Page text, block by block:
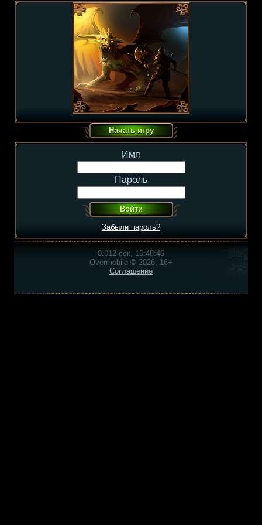
Имя
Пароль
Забыли пароль?
0.012 сек, 16:48:46
Overmobile © 2026, 16+
Соглашение